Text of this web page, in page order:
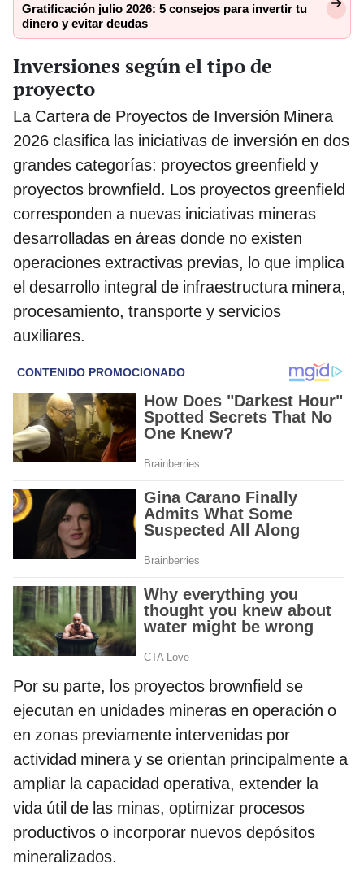
Gratificación julio 2026: 5 consejos para invertir tu
dinero y evitar deudas
Inversiones según el tipo de
proyecto
La Cartera de Proyectos de Inversión Minera
2026 clasifica las iniciativas de inversión en dos
grandes categorías: proyectos greenfield y
proyectos brownfield. Los proyectos greenfield
corresponden a nuevas iniciativas mineras
desarrolladas en áreas donde no existen
operaciones extractivas previas, lo que implica
el desarrollo integral de infraestructura minera,
procesamiento, transporte y servicios
auxiliares.
Por su parte, los proyectos brownfield se
ejecutan en unidades mineras en operación o
en zonas previamente intervenidas por
actividad minera y se orientan principalmente a
ampliar la capacidad operativa, extender la
vida útil de las minas, optimizar procesos
productivos o incorporar nuevos depósitos
mineralizados.